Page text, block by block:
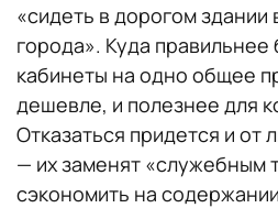
«сидеть в дорогом
города». Куда правильнее
кабинеты на одно общее
дешевле, и полезнее для
Отказаться придется и от
— их заменят «служебным
сэкономить на